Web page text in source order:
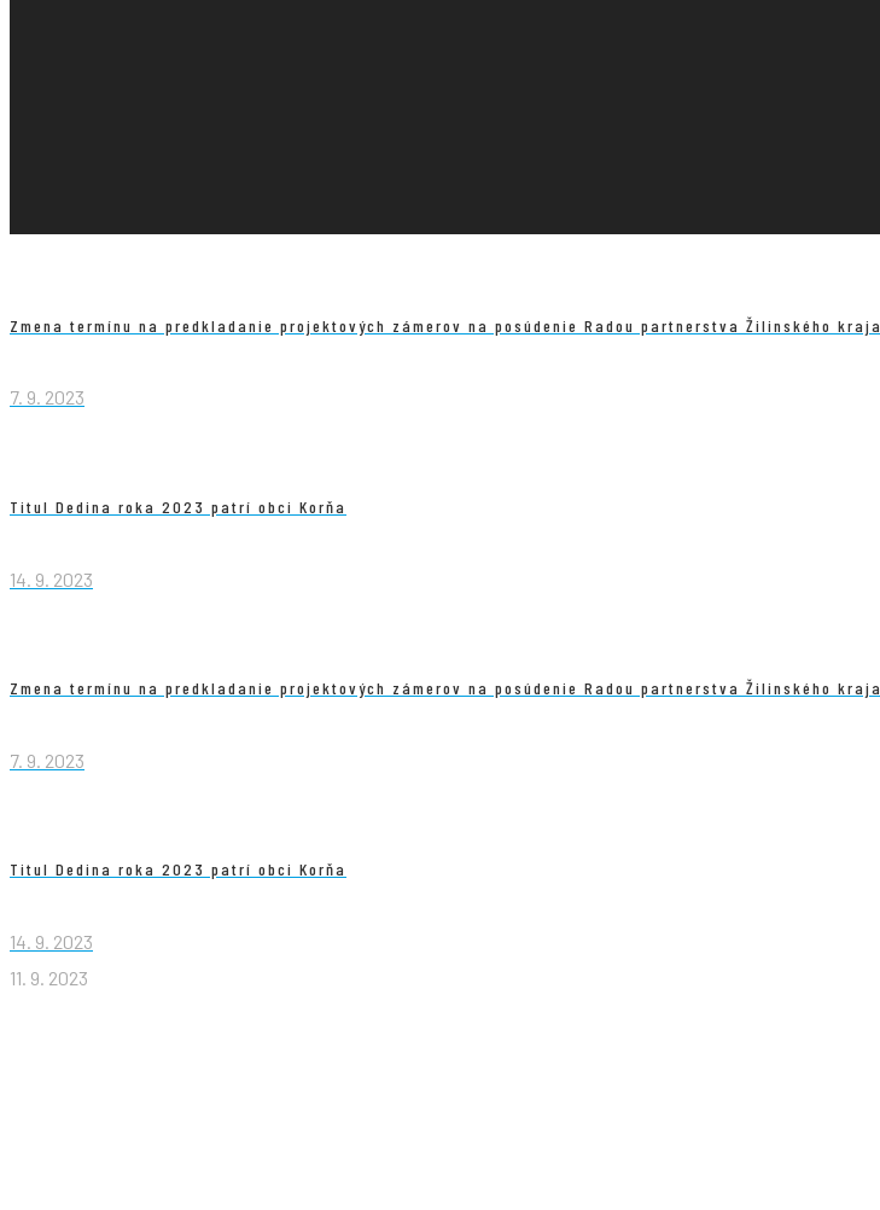
Zmena termínu na predkladanie projektových zámerov na posúdenie Radou partnerstva Žilinského kraja
7. 9. 2023
Titul Dedina roka 2023 patrí obci Korňa
14. 9. 2023
Zmena termínu na predkladanie projektových zámerov na posúdenie Radou partnerstva Žilinského kraja
7. 9. 2023
Titul Dedina roka 2023 patrí obci Korňa
14. 9. 2023
11. 9. 2023